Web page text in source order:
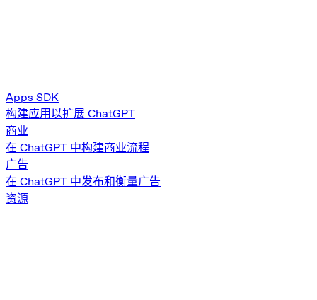
Apps SDK
构建应用以扩展 ChatGPT
商业
在 ChatGPT 中构建商业流程
广告
在 ChatGPT 中发布和衡量广告
资源